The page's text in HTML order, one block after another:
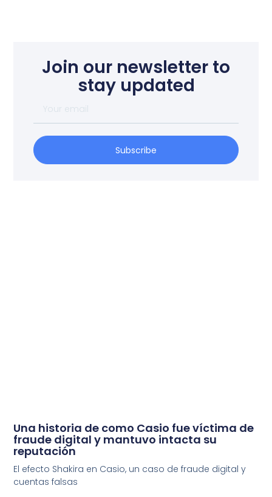
Join our newsletter to
stay updated
Subscribe
Una historia de como Casio fue víctima de
fraude digital y mantuvo intacta su
reputación
El efecto Shakira en Casio, un caso de fraude digital y
cuentas falsas